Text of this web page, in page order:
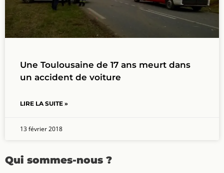
Une Toulousaine de 17 ans meurt dans
un accident de voiture
LIRE LA SUITE »
13 février 2018
Qui sommes-nous ?